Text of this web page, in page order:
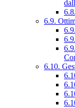
6.9.
6.10.